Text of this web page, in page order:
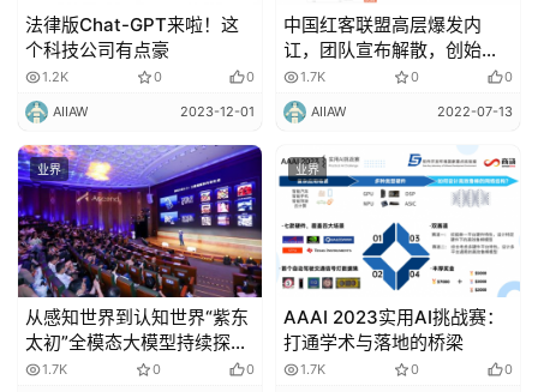
法律版Chat-GPT来啦！这
个科技公司有点豪
1.2K 0 0
AIIAW 2023-12-01
中国红客联盟高层爆发内
讧，团队宣布解散，创始人
林勇和法人代表汪林公开对
骂
1.7K 0 0
AIIAW 2022-07-13
业界
从感知世界到认知世界​“紫东
太初”全模态大模型持续探索
通用人工智能新路径
1.7K 0 0
业界
AAAI 2023实用AI挑战赛：
打通学术与落地的桥梁
1.7K 0 0